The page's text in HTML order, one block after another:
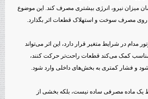
میزان نیرو، انرژی بیشتری مصرف کند. این موضوع
مصرف سوخت و استهلاک قطعات اثر بگذارد.
مدام در شرایط متغیر قرار دارد، این اثر می‌تواند
کمک می‌کند قطعات راحت‌تر حرکت کنند،
و فشار کمتری به بخش‌های داخلی وارد شود.
یک ماده مصرفی ساده نیست، بلکه بخشی از